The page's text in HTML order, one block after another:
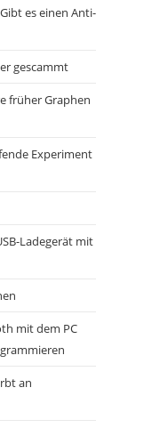
es einen Anti-
gescammt
früher Graphen
Experiment
Ladegerät mit
mit dem PC
an